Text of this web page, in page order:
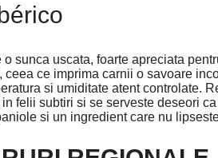
o sunca uscata, foarte apreciata
ceea ce imprima carnii o savoare
si umiditate atent controlate.
felii subtiri si se serveste deseori
si un ingredient care nu